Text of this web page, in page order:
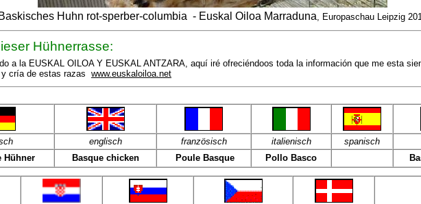
Baskisches Huhn rot-sperber-columbia - Euskal Oiloa Marraduna, Europaschau Leipzig
Hühnerrasse:
a la EUSKAL OILOA Y EUSKAL ANTZARA, aquí iré ofreciéndoos toda la información que me esta
cría de estas razas www.euskaloiloa.net
englisch französisch italienisch
spanisch
Hühner
Basque chicken Poule Basque Pollo Basco